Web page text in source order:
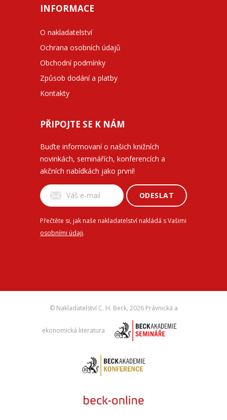
INFORMACE
O nakladatelství
Ochrana osobních údajů
Obchodní podmínky
Způsob dodání a platby
Kontakty
PŘIPOJTE SE K NÁM
Buďte informovaní o našich knižních
novinkách, seminářích, konferencích a
akčních nabídkách jako první!
ODESLAT
Přečtěte si, jak naše nakladatelství nakládá s Vašimi
osobními údaji.
© Nakladatelství C. H. Beck, 2026 Právnická a
ekonomická literatura